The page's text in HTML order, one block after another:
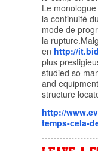
Le
la continuité
mode de
la
en http://
plus
studied so
and
structure
http://
temps-cela-